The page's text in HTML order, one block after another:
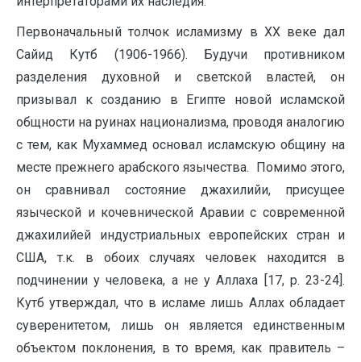
Первоначальный толчок исламизму в XX веке дал
Сайид Кутб (1906-1966). Будучи противником
разделения духовной и светской властей, он
призывал к созданию в Египте новой исламской
общности на руинах национализма, проводя аналогию
с тем, как Мухаммед основал исламскую общину на
месте прежнего арабского язычества. Помимо этого,
он сравнивал состояние джахилийи, присущее
языческой и кочевнической Аравии с современной
джахилийей индустриальных европейских стран и
США, т.к. в обоих случаях человек находится в
подчинении у человека, а не у Аллаха [17, p. 23-24].
Кутб утверждал, что в исламе лишь Аллах обладает
суверенитетом, лишь он является единственным
объектом поклонения, в то время, как правитель –